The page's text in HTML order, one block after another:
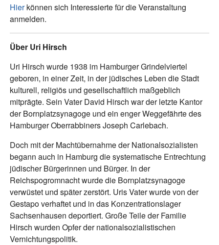
Hierkönnen sich Interessierte für die Veranstaltung
anmelden.
Über Uri Hirsch
Uri Hirsch wurde 1938 im Hamburger Grindelviertel
geboren, in einer Zeit, in der jüdisches Leben die Stadt
kulturell, religiös und gesellschaftlich maßgeblich
mitprägte. Sein Vater David Hirsch war der letzte Kantor
der Bornplatzsynagoge und ein enger Weggefährte des
Hamburger Oberrabbiners Joseph Carlebach.
Doch mit der Machtübernahme der Nationalsozialisten
begann auch in Hamburg die systematische Entrechtung
jüdischer Bürgerinnen und Bürger. In der
Reichspogromnacht wurde die Bornplatzsynagoge
verwüstet und später zerstört. Uris Vater wurde von der
Gestapo verhaftet und in das Konzentrationslager
Sachsenhausen deportiert. Große Teile der Familie
Hirsch wurden Opfer der nationalsozialistischen
Vernichtungspolitik.